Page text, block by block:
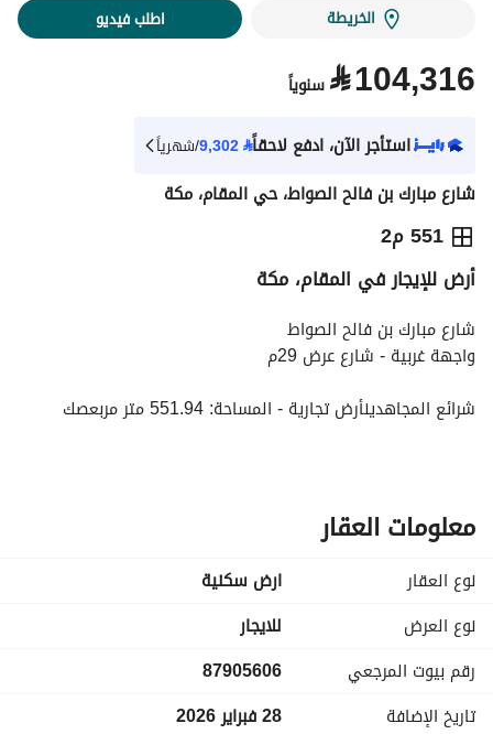
الخريطة اطلب فيديو
⃁104,316 سنوياً
استأجر الآن، ادفع لاحقاً⃁
9,302/شهرياً
شارع مبارك بن فالح الصواط، حي المقام، مكة
551 م2
⃁
104,316
الإعلان الاماكن القريبة
أرض للإيجار في المقام، مكة
شارع مبارك بن فالح الصواط
واجهة غربية - شارع عرض 29م
نموًا عمرانيًا وتجاريًا
معلومات العقار
نوع العقار
ارض سكنية
نوع العرض
للايجار
رقم بيوت المرجعي
87905606
تاريخ الإضافة
28 فبراير 2026